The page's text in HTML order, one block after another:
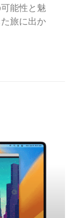
能性と魅
旅に出か